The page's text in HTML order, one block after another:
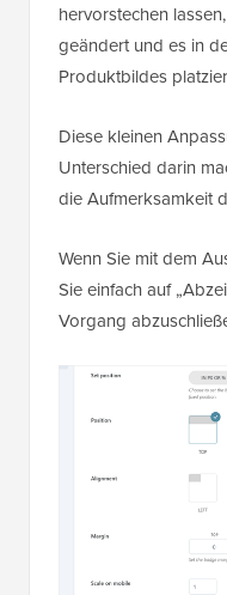
hervorstechen
geändert und es in
Produktbildes
Diese kleinen
Unterschied darin
die Aufmerksamkeit
Wenn Sie mit dem
Sie einfach auf
Vorgang